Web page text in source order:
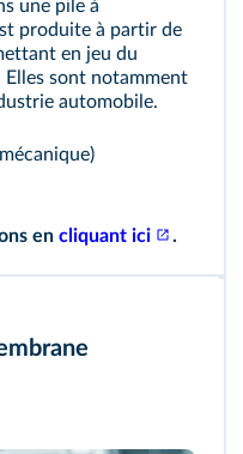
une pile à
produite à partir de
en jeu du
sont notamment
automobile.
en cliquant ici .